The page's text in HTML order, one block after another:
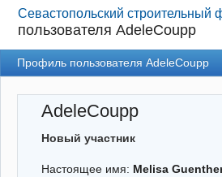
Севастопольский строительный
пользователя AdeleCoupp
Профиль пользователя AdeleCoupp
AdeleCoupp
Новый участник
Настоящее имя: Melisa